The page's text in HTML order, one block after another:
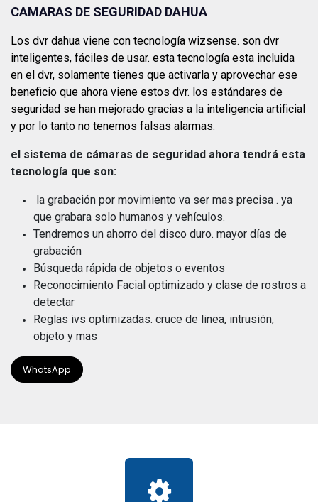
CAMARAS DE SEGURIDAD DAHUA
Los dvr dahua viene con tecnología wizsense. son dvr
inteligentes, fáciles de usar. esta tecnología esta incluida
en el dvr, solamente tienes que activarla y aprovechar ese
beneficio que ahora viene estos dvr. los estándares de
seguridad se han mejorado gracias a la inteligencia artificial
y por lo tanto no tenemos falsas alarmas.
el sistema de cámaras de seguridad ahora tendrá esta
tecnología que son:
la grabación por movimiento va ser mas precisa . ya
que grabara solo humanos y vehículos.
Tendremos un ahorro del disco duro. mayor días de
grabación
Búsqueda rápida de objetos o eventos
Reconocimiento Facial optimizado y clase de rostros a
detectar
Reglas ivs optimizadas. cruce de linea, intrusión,
objeto y mas
WhatsApp